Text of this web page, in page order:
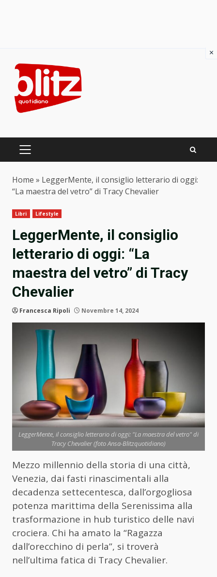
content
PRIMARY
Home » LeggerMente, il consiglio letterario di oggi:
“La maestra del vetro” di Tracy Chevalier
Libri Lifestyle
LeggerMente, il consiglio
letterario di oggi: “La
maestra del vetro” di Tracy
Chevalier
Francesca Ripoli Novembre 14, 2024
LeggerMente, il consiglio letterario di oggi: "La maestra del vetro" di
Tracy Chevalier (foto Ansa-Blitzquotidiano)
Mezzo millennio della storia di una città,
Venezia, dai fasti rinascimentali alla
decadenza settecentesca, dall’orgogliosa
potenza marittima della Serenissima alla
trasformazione in hub turistico delle navi
crociera. Chi ha amato la “Ragazza
dall’orecchino di perla”, si troverà
nell’ultima fatica di Tracy Chevalier.
×